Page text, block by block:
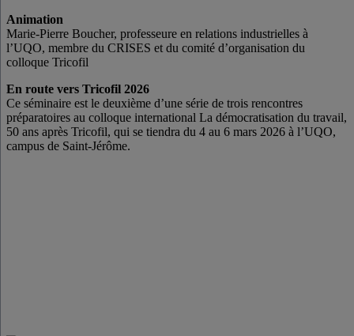
Animation
Marie-Pierre Boucher, professeure en relations industrielles à
l’UQO, membre du CRISES et du comité d’organisation du
colloque Tricofil
En route vers Tricofil 2026
Ce séminaire est le deuxième d’une série de trois rencontres
préparatoires au colloque international La démocratisation du travail,
50 ans après Tricofil, qui se tiendra du 4 au 6 mars 2026 à l’UQO,
campus de Saint-Jérôme.